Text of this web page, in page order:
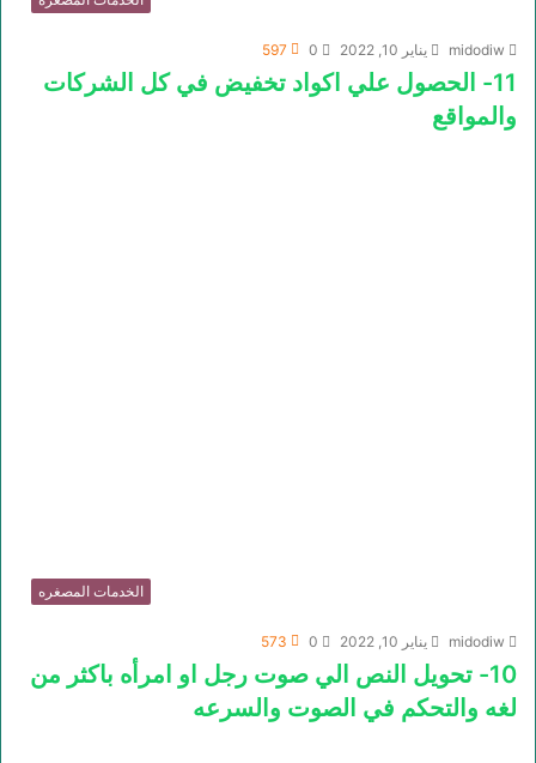
midodiw يناير 10, 2022 0
597
11- الحصول علي اكواد تخفيض في كل الشركات
والمواقع
الخدمات المصغره
midodiw يناير 10, 2022 0
573
10- تحويل النص الي صوت رجل او امرأه باكثر من
لغه والتحكم في الصوت والسرعه